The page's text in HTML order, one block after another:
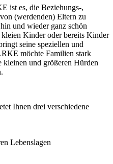
ist es, die Beziehungs-,
(werdenden) Eltern zu
und wieder ganz schön
Kinder oder bereits Kinder
seine speziellen und
möchte Familien stark
kleinen und größeren Hürden
Ihnen drei verschiedene
Lebenslagen